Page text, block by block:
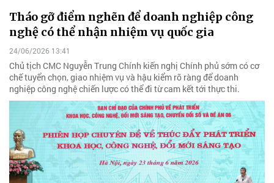
Tháo gỡ điểm nghẽn để doanh nghiệp công
nghệ có thể nhận nhiệm vụ quốc gia
24/06/2026 13:41
Chủ tịch CMC Nguyễn Trung Chính kiến nghị Chính phủ sớm có cơ
chế tuyển chọn, giao nhiệm vụ và hậu kiểm rõ ràng để doanh
nghiệp công nghệ chiến lược có thể đi từ cam kết tới thực thi.